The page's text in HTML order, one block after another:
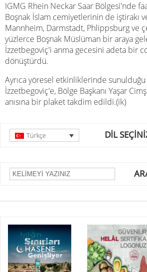
IGMG Rhein Neckar Saar Bölgesi'nde
Boşnak İslam cemiyetlerinin de iştirakı
Mannheim, Darmstadt, Phlippsburg ve
yüzlerce Boşnak Müslüman bir araya
İzzetbegoviç'i anma gecesini adeta bir
dönüştürdü.
Ayrıca yöresel etkinliklerinde
İzzetbegoviç'e, Bölge Başkanı Yaşar
anısına bir plaket takdim edildi.(ik)
DİL
Türkçe